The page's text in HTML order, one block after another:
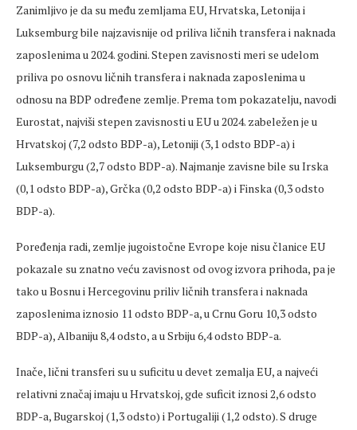
Zanimljivo je da su među zemljama EU, Hrvatska, Letonija i
Luksemburg bile najzavisnije od priliva ličnih transfera i naknada
zaposlenima u 2024. godini. Stepen zavisnosti meri se udelom
priliva po osnovu ličnih transfera i naknada zaposlenima u
odnosu na BDP određene zemlje. Prema tom pokazatelju, navodi
Eurostat, najviši stepen zavisnosti u EU u 2024. zabeležen je u
Hrvatskoj (7,2 odsto BDP-a), Letoniji (3,1 odsto BDP-a) i
Luksemburgu (2,7 odsto BDP-a). Najmanje zavisne bile su Irska
(0,1 odsto BDP-a), Grčka (0,2 odsto BDP-a) i Finska (0,3 odsto
BDP-a).
Poređenja radi, zemlje jugoistočne Evrope koje nisu članice EU
pokazale su znatno veću zavisnost od ovog izvora prihoda, pa je
tako u Bosnu i Hercegovinu priliv ličnih transfera i naknada
zaposlenima iznosio 11 odsto BDP-a, u Crnu Goru 10,3 odsto
BDP-a), Albaniju 8,4 odsto, a u Srbiju 6,4 odsto BDP-a.
Inače, lični transferi su u suficitu u devet zemalja EU, a najveći
relativni značaj imaju u Hrvatskoj,gde suficit iznosi 2,6 odsto
BDP-a, Bugarskoj (1,3 odsto) i Portugaliji (1,2 odsto). S druge